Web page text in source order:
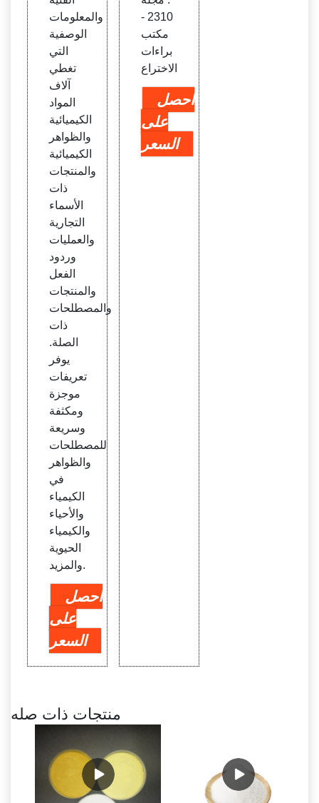
والمعلومات
الوصفية
التي
تغطي
آلاف
المواد
الكيميائية
والظواهر
الكيميائية
والمنتجات
ذات
الأسماء
التجارية
والعمليات
وردود
الفعل
والمنتجات
والمصطلحات
ذات
الصلة.
يوفر
تعريفات
موجزة
ومكثفة
وسريعة
للمصطلحات
والظواهر
في
الكيمياء
والأحياء
والكيمياء
الحيوية
والمزيد.
احصل
على
السعر
2310 -
مكتب
براءات
الاختراع
احصل
على
السعر
منتجات ذات صله